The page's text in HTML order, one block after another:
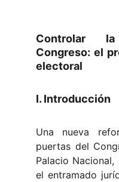
Controlar
Congreso: el
electoral
I. Introducción
Una nueva
puertas del
Palacio
el entramado